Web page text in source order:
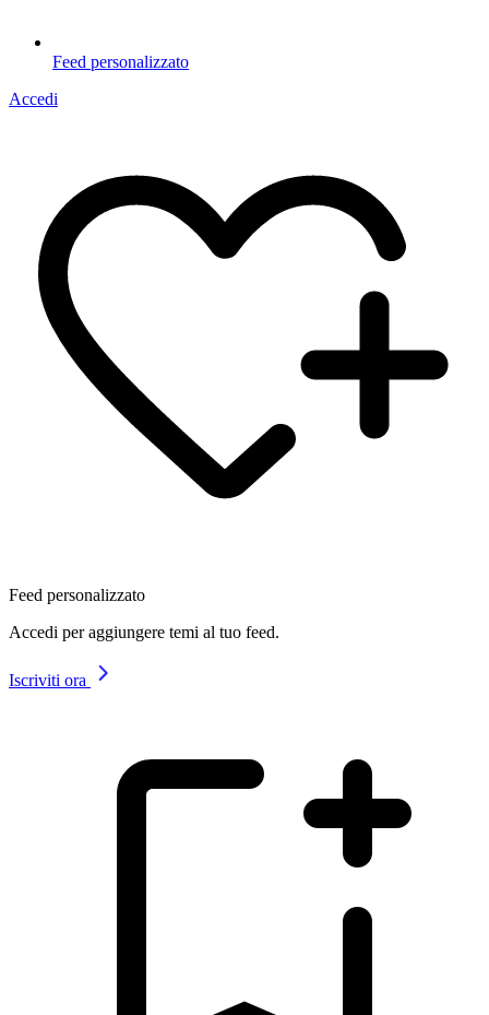
Feed personalizzato
Accedi
Feed personalizzato
Accedi per aggiungere temi al tuo feed.
Iscriviti ora